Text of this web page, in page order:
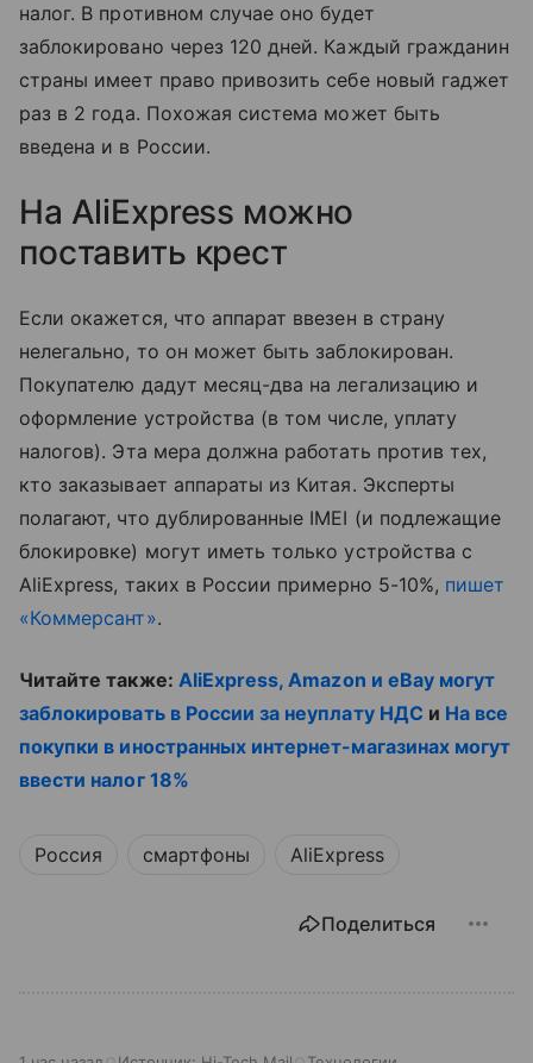
налог. В противном случае оно будет
заблокировано через 120 дней. Каждый гражданин
страны имеет право привозить себе новый гаджет
раз в 2 года. Похожая система может быть
введена и в России.
На AliExpress можно
поставить крест
Если окажется, что аппарат ввезен в страну
нелегально, то он может быть заблокирован.
Покупателю дадут месяц-два на легализацию и
оформление устройства (в том числе, уплату
налогов). Эта мера должна работать против тех,
кто заказывает аппараты из Китая. Эксперты
полагают, что дублированные IMEI (и подлежащие
блокировке) могут иметь только устройства с
AliExpress, таких в России примерно 5-10%, пишет
«Коммерсант».
Читайте также: AliExpress, Amazon и eBay могут
заблокировать в России за неуплату НДС и На все
покупки в иностранных интернет-магазинах могут
ввести налог 18%
Россия смартфоны AliExpress
Поделиться